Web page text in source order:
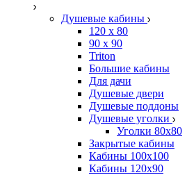
Душевые кабины
120 x 80
90 х 90
Triton
Большие кабины
Для дачи
Душевые двери
Душевые поддоны
Душевые уголки
Уголки 80х80
Закрытые кабины
Кабины 100x100
Кабины 120x90